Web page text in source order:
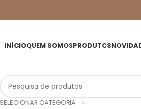
INÍCIOQUEM SOMOSPRODUTOS
SELECIONAR CATEGORIA